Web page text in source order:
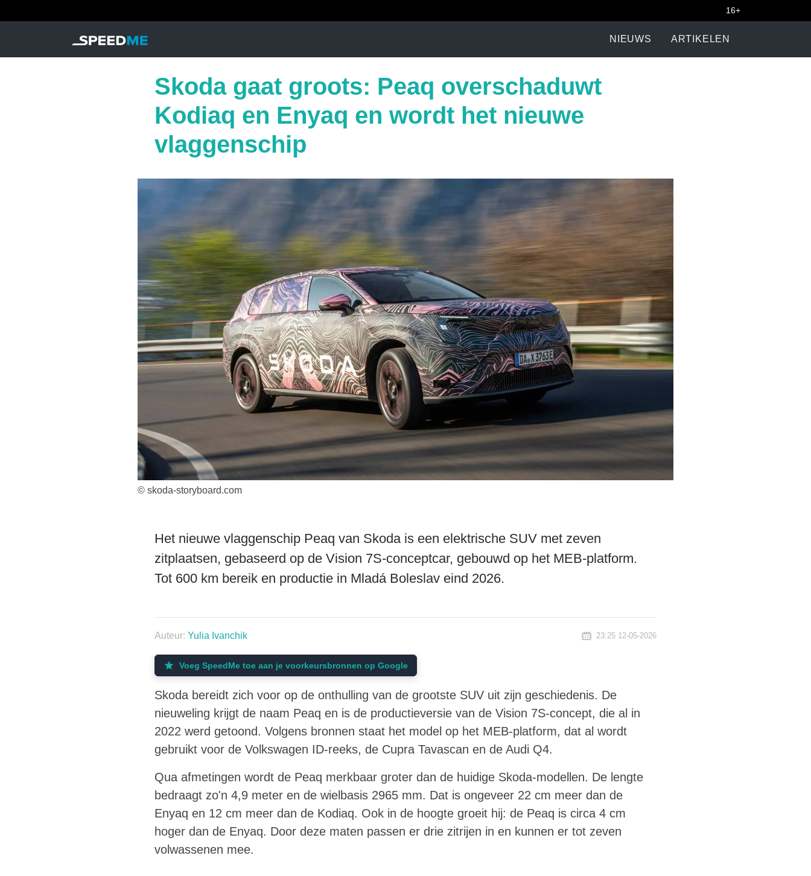
16+
NIEUWS ARTIKELEN
Skoda gaat groots: Peaq overschaduwt
Kodiaq en Enyaq en wordt het nieuwe
vlaggenschip
© skoda-storyboard.com
Het nieuwe vlaggenschip Peaq van Skoda is een elektrische SUV met zeven
zitplaatsen, gebaseerd op de Vision 7S-conceptcar, gebouwd op het MEB-platform.
Tot 600 km bereik en productie in Mladá Boleslav eind 2026.
Auteur: Yulia Ivanchik 23:25 12-05-2026
Voeg SpeedMe toe aan je voorkeursbronnen op Google
Skoda bereidt zich voor op de onthulling van de grootste SUV uit zijn geschiedenis. De
nieuweling krijgt de naam Peaq en is de productieversie van de Vision 7S-concept, die al in
2022 werd getoond. Volgens bronnen staat het model op het MEB-platform, dat al wordt
gebruikt voor de Volkswagen ID-reeks, de Cupra Tavascan en de Audi Q4.
Qua afmetingen wordt de Peaq merkbaar groter dan de huidige Skoda-modellen. De lengte
bedraagt zo'n 4,9 meter en de wielbasis 2965 mm. Dat is ongeveer 22 cm meer dan de
Enyaq en 12 cm meer dan de Kodiaq. Ook in de hoogte groeit hij: de Peaq is circa 4 cm
hoger dan de Enyaq. Door deze maten passen er drie zitrijen in en kunnen er tot zeven
volwassenen mee.